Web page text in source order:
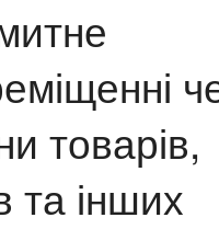
товарів,
та інших